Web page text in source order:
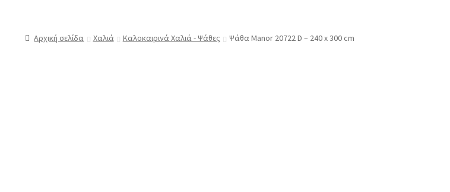
Αρχική σελίδα Χαλιά Καλοκαιρινά Χαλιά - Ψάθες Ψάθα Manor 20722 D – 240 x 300 cm